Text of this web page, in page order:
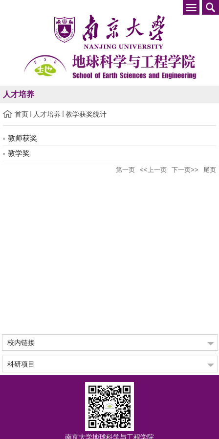
人才培养
首页 人才培养 教学获奖统计
教师获奖
教学奖
第一页 <<上一页 下一页>> 尾页
校内链接
科研项目
南京大学地球科学与工程学院